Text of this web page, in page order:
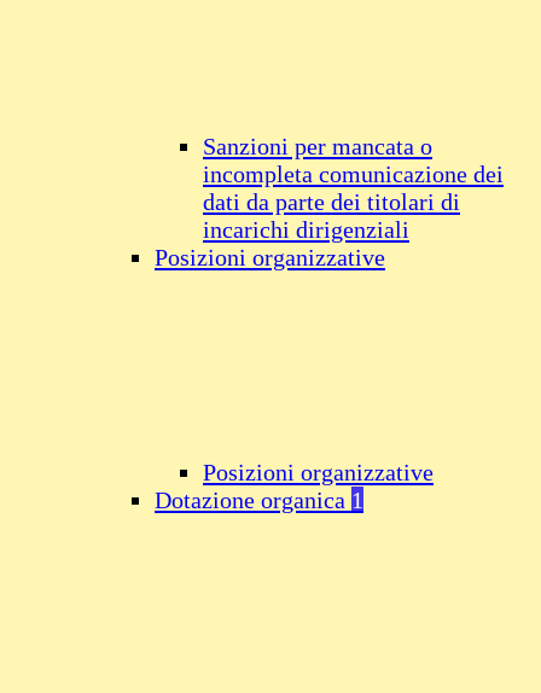
Sanzioni per mancata o
incompleta comunicazione dei
dati da parte dei titolari di
incarichi dirigenziali
Posizioni organizzative
Posizioni organizzative
Dotazione organica 1